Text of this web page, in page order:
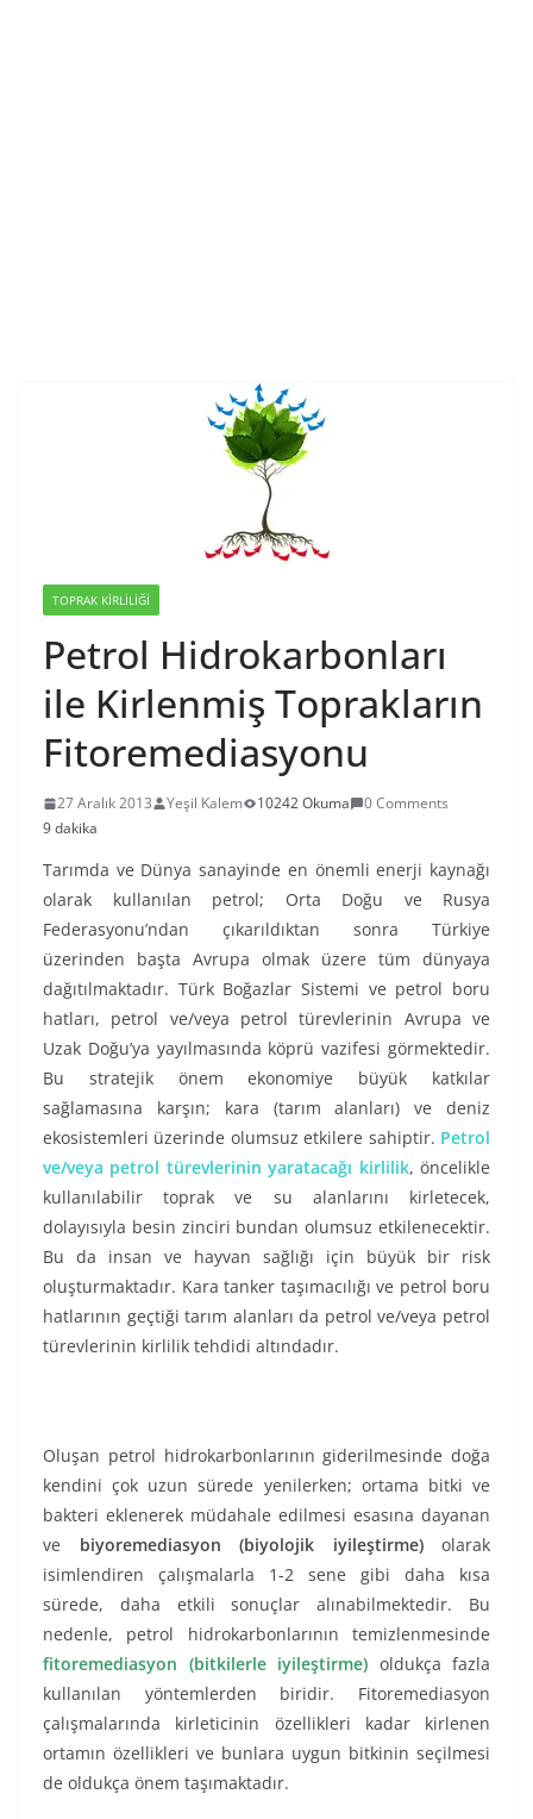
TOPRAK KIRLILIĞI
Petrol Hidrokarbonları
ile Kirlenmiş Toprakların
Fitoremediasyonu
27 Aralık 2013 Yeşil Kalem 10242 Okuma
0 Comments
9 dakika
Tarımda ve Dünya sanayinde en önemli enerji kaynağı
olarak kullanılan petrol; Orta Doğu ve Rusya
Federasyonu’ndan çıkarıldıktan sonra Türkiye
üzerinden başta Avrupa olmak üzere tüm dünyaya
dağıtılmaktadır. Türk Boğazlar Sistemi ve petrol boru
hatları, petrol ve/veya petrol türevlerinin Avrupa ve
Uzak Doğu’ya yayılmasında köprü vazifesi görmektedir.
Bu stratejik önem ekonomiye büyük katkılar
sağlamasına karşın; kara (tarım alanları) ve deniz
ekosistemleri üzerinde olumsuz etkilere sahiptir. Petrol
ve/veya petrol türevlerinin yaratacağı kirlilik, öncelikle
kullanılabilir toprak ve su alanlarını kirletecek,
dolayısıyla besin zinciri bundan olumsuz etkilenecektir.
Bu da insan ve hayvan sağlığı için büyük bir risk
oluşturmaktadır. Kara tanker taşımacılığı ve petrol boru
hatlarının geçtiği tarım alanları da petrol ve/veya petrol
türevlerinin kirlilik tehdidi altındadır.
Oluşan petrol hidrokarbonlarının giderilmesinde doğa
kendini çok uzun sürede yenilerken; ortama bitki ve
bakteri eklenerek müdahale edilmesi esasına dayanan
ve biyoremediasyon (biyolojik iyileştirme)olarak
isimlendiren çalışmalarla 1-2 sene gibi daha kısa
sürede, daha etkili sonuçlar alınabilmektedir. Bu
nedenle, petrol hidrokarbonlarının temizlenmesinde
fitoremediasyon (bitkilerle iyileştirme) oldukça fazla
kullanılan yöntemlerden biridir. Fitoremediasyon
çalışmalarında kirleticinin özellikleri kadar kirlenen
ortamın özellikleri ve bunlara uygun bitkinin seçilmesi
de oldukça önem taşımaktadır.